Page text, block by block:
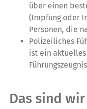
über einen
(Impfung oder
Personen, die
Polizeiliches
ist ein
Das sind wir